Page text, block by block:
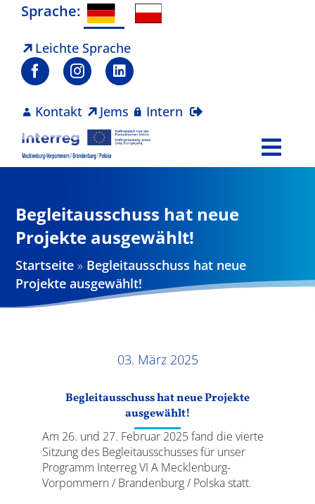
Zum
springen
Sprache:
Leichte Sprache
Kontakt Jems Intern
Projekte
Aktuelles
Begleitausschuss hat neue
Projekte ausgewählt!
Startseite » Begleitausschuss hat neue
Projekte ausgewählt!
03. März 2025
Begleitausschuss hat neue Projekte
ausgewählt!
Am 26. und 27. Februar 2025 fand die vierte
Sitzung des Begleitausschusses für unser
Programm Interreg VI A Mecklenburg-
Vorpommern / Brandenburg / Polska statt.